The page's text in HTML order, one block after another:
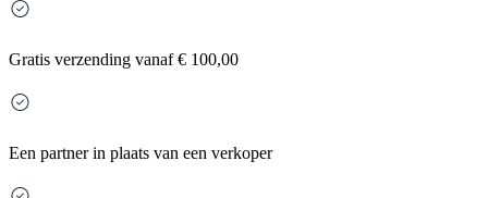
Gratis verzending vanaf € 100,00
Een partner in plaats van een verkoper